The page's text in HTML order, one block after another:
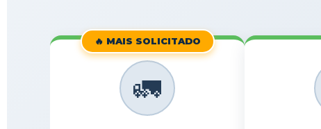
🔥 MAIS SOLICITADO
🚛